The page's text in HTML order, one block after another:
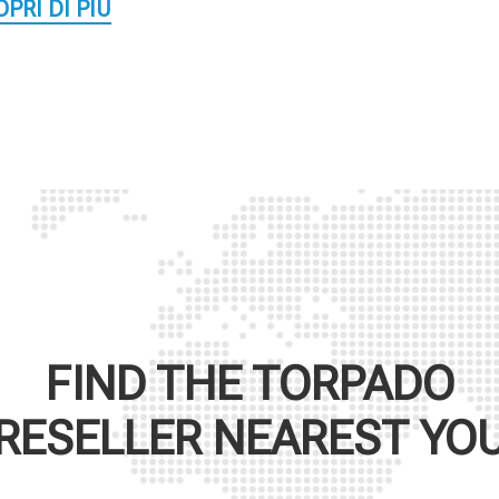
DI PIÙ
FIND THETORPADO
NEAREST